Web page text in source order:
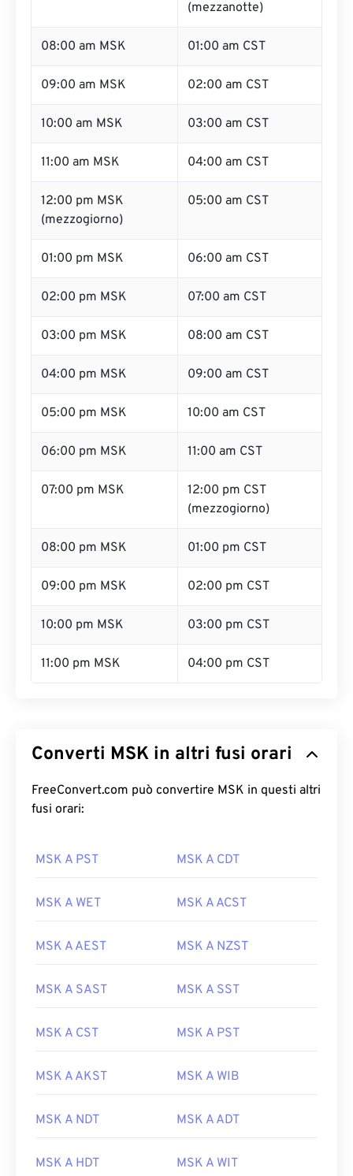
(mezzanotte)
08:00 am MSK 01:00 am CST
09:00 am MSK 02:00 am CST
10:00 am MSK 03:00 am CST
11:00 am MSK 04:00 am CST
12:00 pm MSK
(mezzogiorno)
05:00 am CST
01:00 pm MSK 06:00 am CST
02:00 pm MSK 07:00 am CST
03:00 pm MSK 08:00 am CST
04:00 pm MSK 09:00 am CST
05:00 pm MSK 10:00 am CST
06:00 pm MSK 11:00 am CST
07:00 pm MSK
12:00 pm CST
(mezzogiorno)
08:00 pm MSK 01:00 pm CST
09:00 pm MSK 02:00 pm CST
10:00 pm MSK 03:00 pm CST
11:00 pm MSK 04:00 pm CST
Converti MSK in altri fusi orari
FreeConvert.com può convertire MSK in questi altri
fusi orari:
MSK A PST MSK A CDT
MSK A WET MSK A ACST
MSK A AEST MSK A NZST
MSK A SAST MSK A SST
MSK A CST MSK A PST
MSK A AKST MSK A WIB
MSK A NDT MSK A ADT
MSK A HDT MSK A WIT